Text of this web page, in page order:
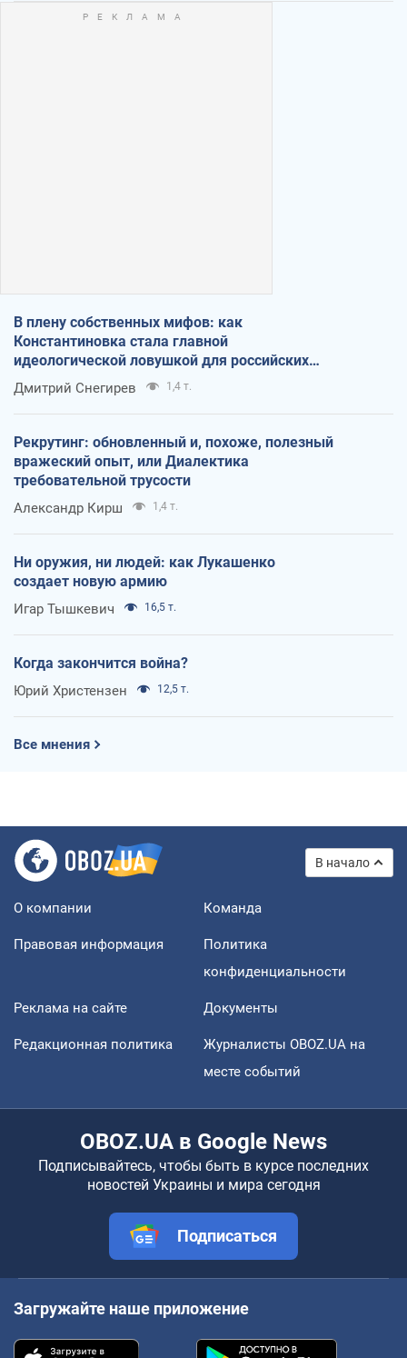
В плену собственных мифов: как
Константиновка стала главной
идеологической ловушкой для российских
оккупантов
Дмитрий Снегирев 1,4 т.
Рекрутинг: обновленный и, похоже, полезный
вражеский опыт, или Диалектика
требовательной трусости
Александр Кирш 1,4 т.
Ни оружия, ни людей: как Лукашенко
создает новую армию
Игар Тышкевич 16,5 т.
Когда закончится война?
Юрий Христензен 12,5 т.
Все мнения
В начало
О компании Команда
Правовая информация
Политика
конфиденциальности
Реклама на сайте Документы
Редакционная политика
Журналисты OBOZ.UA на
месте событий
OBOZ.UA в Google News
Подписывайтесь, чтобы быть в курсе последних
новостей Украины и мира сегодня
Подписаться
Загружайте наше приложение